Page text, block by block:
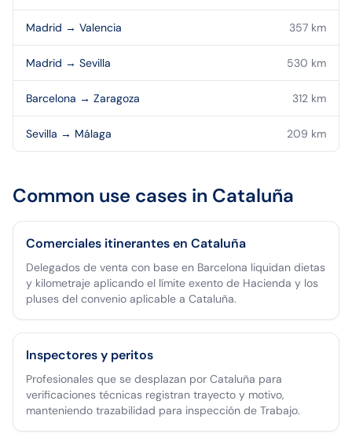
Madrid → Valencia 357 km
Madrid → Sevilla 530 km
Barcelona → Zaragoza 312 km
Sevilla → Málaga 209 km
Common use cases in Cataluña
Comerciales itinerantes en Cataluña
Delegados de venta con base en Barcelona liquidan dietas
y kilometraje aplicando el límite exento de Hacienda y los
pluses del convenio aplicable a Cataluña.
Inspectores y peritos
Profesionales que se desplazan por Cataluña para
verificaciones técnicas registran trayecto y motivo,
manteniendo trazabilidad para inspección de Trabajo.